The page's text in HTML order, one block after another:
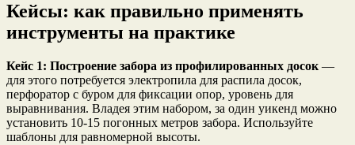
Кейсы: как правильно применять
инструменты на практике
Кейс 1: Построение забора из профилированных досок —
для этого потребуется электропила для распила досок,
перфоратор с буром для фиксации опор, уровень для
выравнивания. Владея этим набором, за один уикенд можно
установить 10-15 погонных метров забора. Используйте
шаблоны для равномерной высоты.